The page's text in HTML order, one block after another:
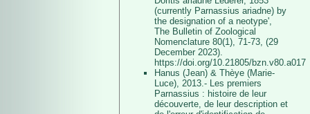
(currently Parnassius ariadne) by
the designation of a neotype',
The Bulletin of Zoological
Nomenclature 80(1), 71-73, (29
December 2023).
https://doi.org/10.21805/bzn.v80.a017
Hanus (Jean) & Thèye (Marie-
Luce), 2013.- Les premiers
Parnassius : histoire de leur
découverte, de leur description et